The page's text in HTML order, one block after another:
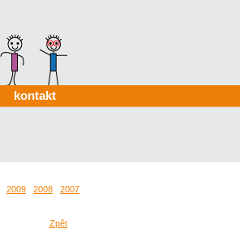
kontakt
2009 2008 2007
Zpět